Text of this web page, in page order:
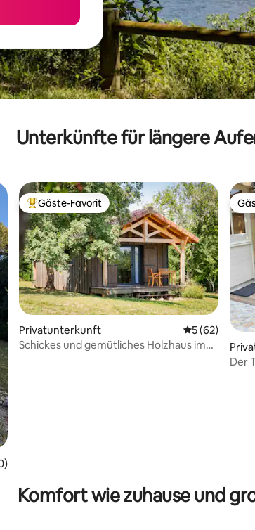
Unterkünfte für längere
Bewertung: 4,85 von 5, 60 Bewertungen
Beliebter Gäste-Favorit.
Gäste-Favorit
Privatunterkunft
5 (62)
Schickes und gemütliches Holzhaus im
Der
Komfort wie zuhause und